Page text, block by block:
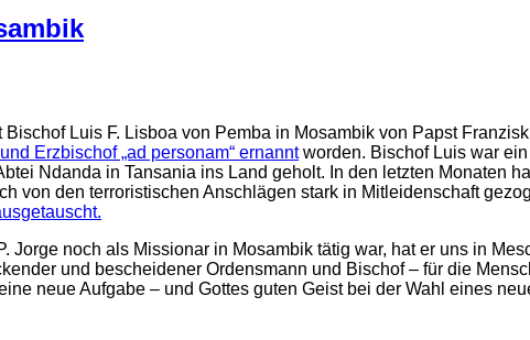
Bischof Luis F. Lisboa von Pemba in Mosambik von Papst
Erzbischof „ad personam“ ernanntworden. Bischof Luis war
Ndanda in Tansania ins Land geholt. In den letzten Monaten
von den terroristischen Anschlägen stark in Mitleidenschaft
Jorge noch als Missionar in Mosambik tätig war, hat er uns in
und bescheidener Ordensmann und Bischof – für die
neue Aufgabe – und Gottes guten Geist bei der Wahl eines